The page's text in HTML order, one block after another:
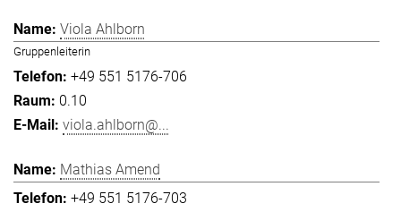
Viola Ahlborn
Gruppenleiterin
+49 551 5176-706
0.10
viola.ahlborn@...
Mathias Amend
+49 551 5176-703